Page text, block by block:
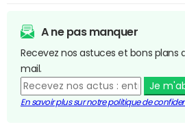
A ne pas manquer
Recevez nos astuces et bons
mail.
Je
En savoir plus sur notre politique de